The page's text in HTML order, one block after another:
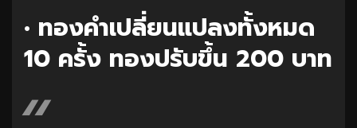
• ทองคำเปลี่ยนแปลงทั้งหมด
10 ครั้ง ทองปรับขึ้น 200 บาท